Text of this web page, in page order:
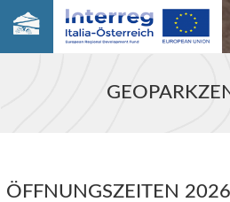
ÖFFNUNGSZEITEN 2026